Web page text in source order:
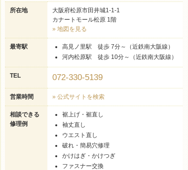
所在地
大阪府松原市田井城1-1-1
カナートモール松原 1階
» 地図を見る
最寄駅
高見ノ里駅 徒歩 7分～（近鉄南大阪線）
河内松原駅 徒歩 10分～（近鉄南大阪線）
TEL 072-330-5139
営業時間 » 公式サイトを検索
相談できる
修理例
裾上げ・裾直し
袖丈直し
ウエスト直し
破れ・簡易穴修理
かけはぎ・かけつぎ
ファスナー交換